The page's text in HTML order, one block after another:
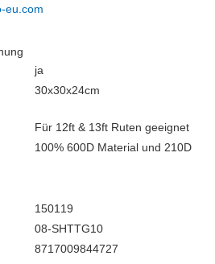
eu.com
ja
30x30x24cm
Für 12ft & 13ft Ruten geeignet
100% 600D Material und 210D
150119
08-SHTTG10
8717009844727